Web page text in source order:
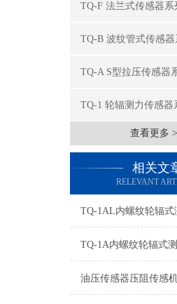
TQ-F 法兰式传感器系
TQ-B 波纹管式传感器
TQ-A S型拉压传感器
TQ-1 轮辐测力传感器
查看更多
相关文
RELEVANT
TQ-1AL内螺纹轮辐式
TQ-1A内螺纹轮辐式